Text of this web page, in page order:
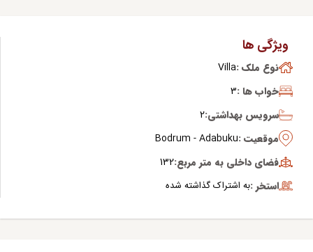
ویژگی ها
نوع ملک :Villa
خواب ها :3
سرویس بهداشتی:2
موقعیت :Bodrum - Adabuku
فضای داخلی به متر مربع:132
استخر :به اشتراک گذاشته شده